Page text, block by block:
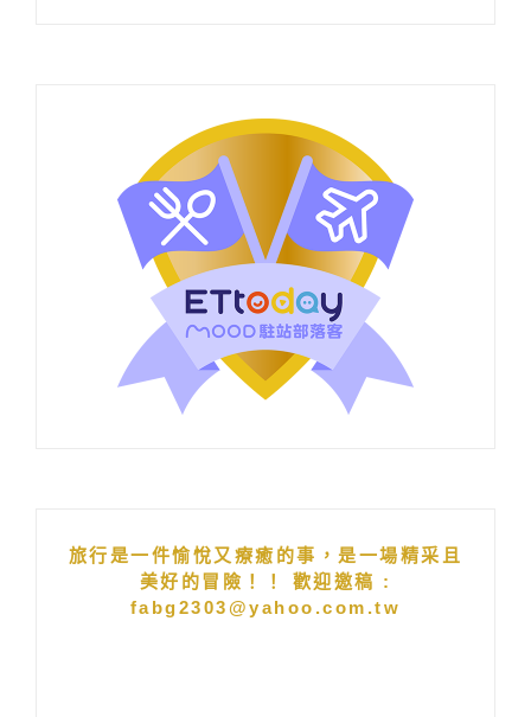
旅行是一件愉悅又療癒的事，是一場精采且
美好的冒險！！ 歡迎邀稿 :
fabg2303@yahoo.com.tw